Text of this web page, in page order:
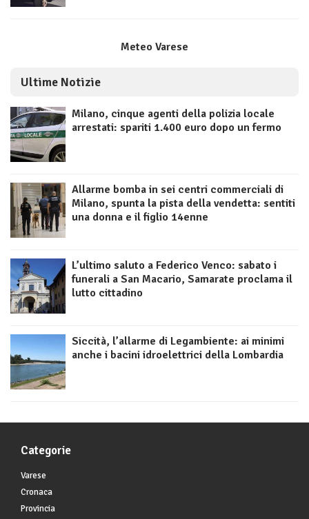
Meteo Varese
Ultime Notizie
Milano, cinque agenti della polizia locale
arrestati: spariti 1.400 euro dopo un fermo
Allarme bomba in sei centri commerciali di
Milano, spunta la pista della vendetta: sentiti
una donna e il figlio 14enne
L’ultimo saluto a Federico Venco: sabato i
funerali a San Macario, Samarate proclama il
lutto cittadino
Siccità, l’allarme di Legambiente: ai minimi
anche i bacini idroelettrici della Lombardia
Categorie
Varese
Cronaca
Provincia